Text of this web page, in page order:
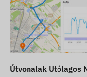
Útvonalak Utólagos